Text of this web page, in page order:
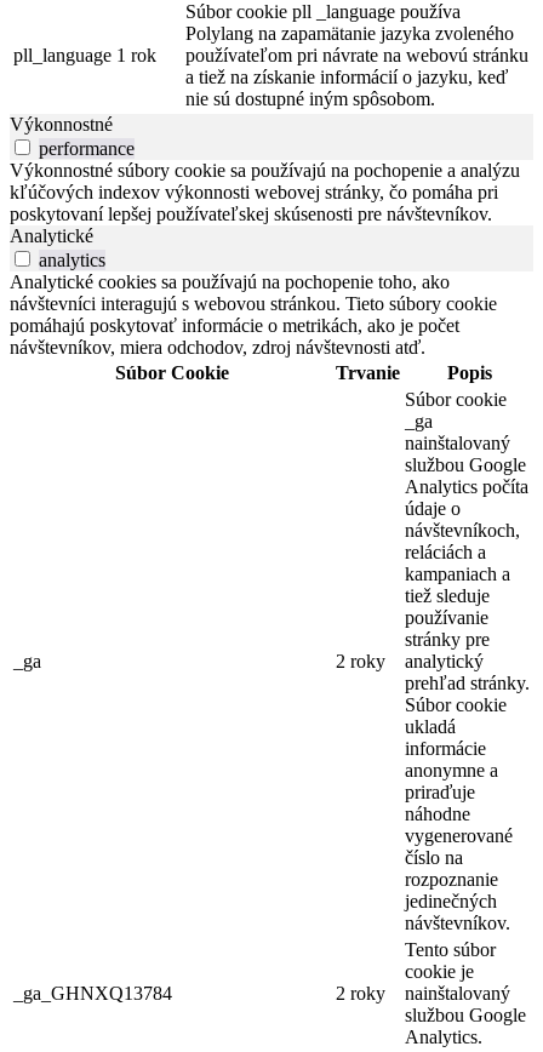
pll_language 1 rok
Súbor cookie pll _language používa
Polylang na zapamätanie jazyka zvoleného
používateľom pri návrate na webovú stránku
a tiež na získanie informácií o jazyku, keď
nie sú dostupné iným spôsobom.
Výkonnostné
performance
Výkonnostné súbory cookie sa používajú na pochopenie a analýzu
kľúčových indexov výkonnosti webovej stránky, čo pomáha pri
poskytovaní lepšej používateľskej skúsenosti pre návštevníkov.
Analytické
analytics
Analytické cookies sa používajú na pochopenie toho, ako
návštevníci interagujú s webovou stránkou. Tieto súbory cookie
pomáhajú poskytovať informácie o metrikách, ako je počet
návštevníkov, miera odchodov, zdroj návštevnosti atď.
Súbor Cookie
Trvanie Popis
_ga 2 roky
Súbor cookie
_ga
nainštalovaný
službou Google
Analytics počíta
údaje o
návštevníkoch,
reláciách a
kampaniach a
tiež sleduje
používanie
stránky pre
analytický
prehľad stránky.
Súbor cookie
ukladá
informácie
anonymne a
priraďuje
náhodne
vygenerované
číslo na
rozpoznanie
jedinečných
návštevníkov.
_ga_GHNXQ13784 2 roky
Tento súbor
cookie je
nainštalovaný
službou Google
Analytics.